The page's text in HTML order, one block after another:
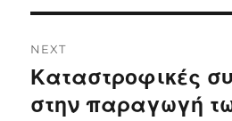
NEXT
Next
post:
Καταστροφικές
στην παραγωγή